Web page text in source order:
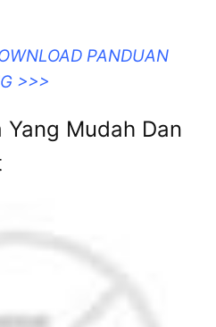
PANDUAN
>>>
Mudah Dan